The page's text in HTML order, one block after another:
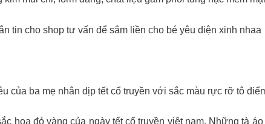
tin cho shop tư vấn để sắm liền cho bé yêu diện xinh nhaa
của ba mẹ nhân dịp tết cổ truyền với sắc màu rực rỡ tô
hoa đỏ vàng của ngày tết cổ truyền việt nam. Những tà